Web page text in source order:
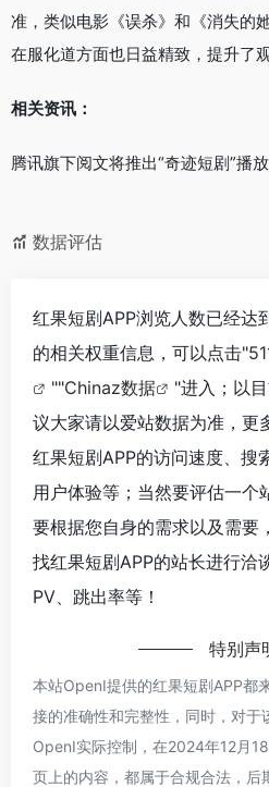
准，类似电影《误杀》和《消失的
在服化道方面也日益精致，提升了观
相关资讯：
腾讯旗下阅文将推出“奇迹短剧”播
数据评估
红果短剧APP浏览人数已经达
的相关权重信息，可以点击"
""Chinaz数据
"进入；以
议大家请以爱站数据为准，更
红果短剧APP的访问速度、搜
用户体验等；当然要评估一个
要根据您自身的需求以及需要
找红果短剧APP的站长进行洽
PV、跳出率等！
特别声
本站OpenI提供的红果短剧APP都
接的准确性和完整性，同时，对于
OpenI实际控制，在2024年12月
页上的内容，都属于合规合法，后